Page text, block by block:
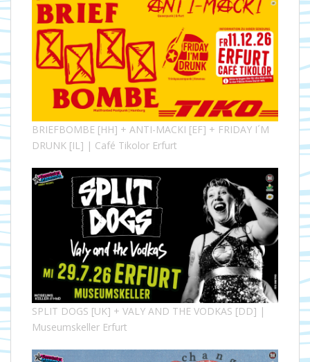
BRIEFBOMBE [HH] + ANTI-MACKI [EF] + FRIDAY I´M
DRUNK [IL] | Café Tikolor Erfurt
SPLIT DOGS [UK] + VALY AND THE VODKAS [DD] |
Museumskeller Erfurt